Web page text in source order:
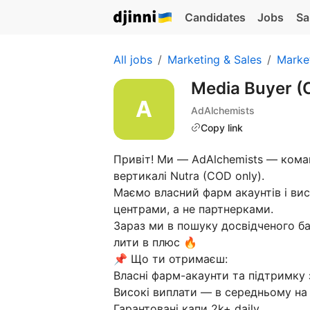
Candidates Jobs
All jobs Marketing & Sales
Media Buyer
AdAlchemists
Copy link
Привіт! Ми — AdAlchemists —
вертикалі Nutra (COD only).
Маємо власний фарм акаунтів і
центрами, а не партнерками.
Зараз ми в пошуку досвідченого
лити в плюс 🔥
📌 Що ти отримаєш:
Власні фарм-акаунти та підтримку
Високі виплати — в середньому